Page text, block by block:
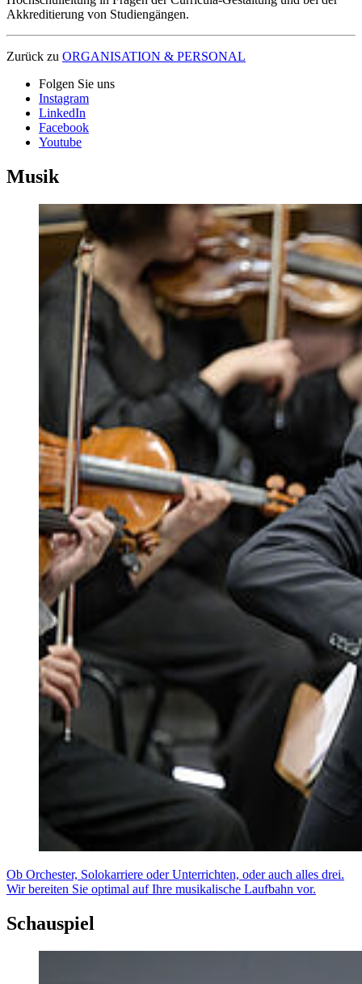
Akkreditierung von Studiengängen.
Zurück zu ORGANISATION & PERSONAL
Folgen Sie uns
Instagram
LinkedIn
Facebook
Youtube
Musik
Ob Orchester, Solokarriere oder Unterrichten, oder auch alles drei.
Wir bereiten Sie optimal auf Ihre musikalische Laufbahn vor.
Schauspiel